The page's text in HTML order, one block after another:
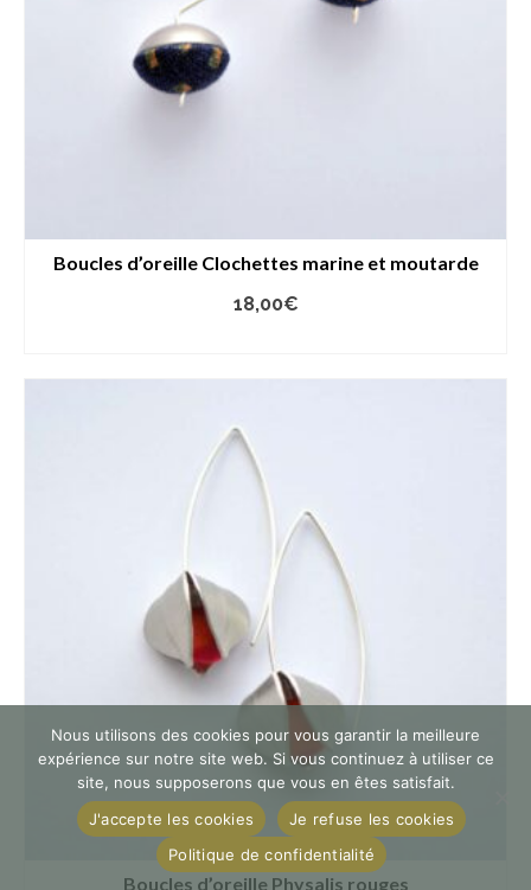
Boucles d’oreille Clochettes marine et moutarde
18,00€
Boucles d’oreille Physalis rouges
Nous utilisons des cookies pour vous garantir la meilleure
expérience sur notre site web. Si vous continuez à utiliser ce
site, nous supposerons que vous en êtes satisfait.
J'accepte les cookies
Je refuse les cookies
Politique de confidentialité